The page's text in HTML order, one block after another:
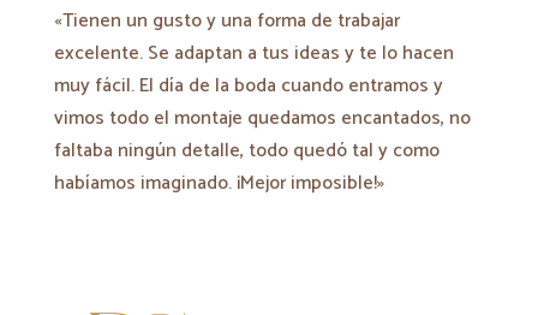
«Tienen un gusto y una forma de trabajar
excelente. Se adaptan a tus ideas y te lo hacen
muy fácil. El día de la boda cuando entramos y
vimos todo el montaje quedamos encantados, no
faltaba ningún detalle, todo quedó tal y como
habíamos imaginado. ¡Mejor imposible!»